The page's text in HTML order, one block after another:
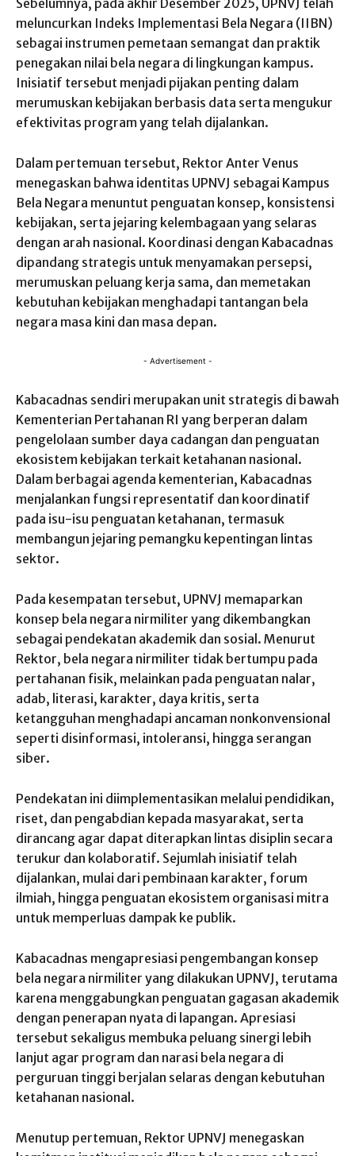
meluncurkan Indeks Implementasi Bela Negara (IIBN)
sebagai instrumen pemetaan semangat dan praktik
penegakan nilai bela negara di lingkungan kampus.
Inisiatif tersebut menjadi pijakan penting dalam
merumuskan kebijakan berbasis data serta mengukur
efektivitas program yang telah dijalankan.
Dalam pertemuan tersebut, Rektor Anter Venus
menegaskan bahwa identitas UPNVJ sebagai Kampus
Bela Negara menuntut penguatan konsep, konsistensi
kebijakan, serta jejaring kelembagaan yang selaras
dengan arah nasional. Koordinasi dengan Kabacadnas
dipandang strategis untuk menyamakan persepsi,
merumuskan peluang kerja sama, dan memetakan
kebutuhan kebijakan menghadapi tantangan bela
negara masa kini dan masa depan.
- Advertisement -
Kabacadnas sendiri merupakan unit strategis di bawah
Kementerian Pertahanan RI yang berperan dalam
pengelolaan sumber daya cadangan dan penguatan
ekosistem kebijakan terkait ketahanan nasional.
Dalam berbagai agenda kementerian, Kabacadnas
menjalankan fungsi representatif dan koordinatif
pada isu-isu penguatan ketahanan, termasuk
membangun jejaring pemangku kepentingan lintas
sektor.
Pada kesempatan tersebut, UPNVJ memaparkan
konsep bela negara nirmiliter yang dikembangkan
sebagai pendekatan akademik dan sosial. Menurut
Rektor, bela negara nirmiliter tidak bertumpu pada
pertahanan fisik, melainkan pada penguatan nalar,
adab, literasi, karakter, daya kritis, serta
ketangguhan menghadapi ancaman nonkonvensional
seperti disinformasi, intoleransi, hingga serangan
siber.
Pendekatan ini diimplementasikan melalui pendidikan,
riset, dan pengabdian kepada masyarakat, serta
dirancang agar dapat diterapkan lintas disiplin secara
terukur dan kolaboratif. Sejumlah inisiatif telah
dijalankan, mulai dari pembinaan karakter, forum
ilmiah, hingga penguatan ekosistem organisasi mitra
untuk memperluas dampak ke publik.
Kabacadnas mengapresiasi pengembangan konsep
bela negara nirmiliter yang dilakukan UPNVJ, terutama
karena menggabungkan penguatan gagasan akademik
dengan penerapan nyata di lapangan. Apresiasi
tersebut sekaligus membuka peluang sinergi lebih
lanjut agar program dan narasi bela negara di
perguruan tinggi berjalan selaras dengan kebutuhan
ketahanan nasional.
Menutup pertemuan, Rektor UPNVJ menegaskan